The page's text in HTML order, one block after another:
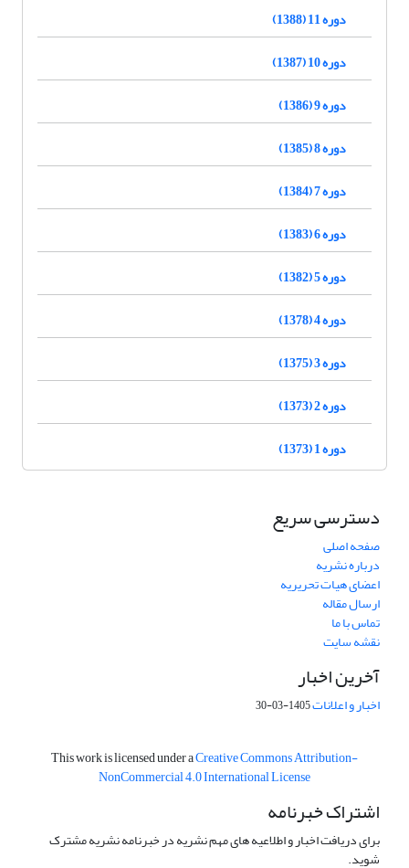
دوره 11 (1388)
دوره 10 (1387)
دوره 9 (1386)
دوره 8 (1385)
دوره 7 (1384)
دوره 6 (1383)
دوره 5 (1382)
دوره 4 (1378)
دوره 3 (1375)
دوره 2 (1373)
دوره 1 (1373)
دسترسی سریع
صفحه اصلی
درباره نشریه
اعضای هیات تحریریه
ارسال مقاله
تماس با ما
نقشه سایت
آخرین اخبار
اخبار و اعلانات1405-03-30
This work is licensed under aCreative Commons Attribution-
NonCommercial 4.0 International License
اشتراک خبرنامه
برای دریافت اخبار و اطلاعیه های مهم نشریه در خبرنامه نشریه مشترک
شوید.